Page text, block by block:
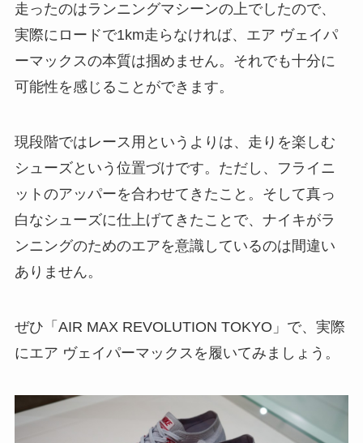
走ったのはランニングマシーンの上でしたので、
実際にロードで1km走らなければ、エア ヴェイパ
ーマックスの本質は掴めません。それでも十分に
可能性を感じることができます。
現段階ではレース用というよりは、走りを楽しむ
シューズという位置づけです。ただし、フライニ
ットのアッパーを合わせてきたこと。そして真っ
白なシューズに仕上げてきたことで、ナイキがラ
ンニングのためのエアを意識しているのは間違い
ありません。
ぜひ「AIR MAX REVOLUTION TOKYO」で、実際
にエア ヴェイパーマックスを履いてみましょう。